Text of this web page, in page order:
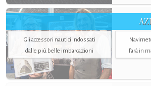
Gli accessori nautici indossati
dalle più belle imbarcazioni
farà in